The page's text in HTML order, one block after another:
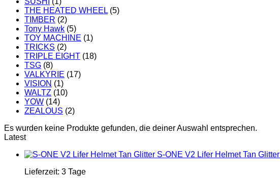
THE HEATED WHEEL (5)
TIMBER (2)
Tony Hawk (5)
TOY MACHINE (1)
TRICKS (2)
TRIPLE EIGHT (18)
TSG (8)
VALKYRIE (17)
VISION (1)
WALTZ (10)
YOW (14)
ZEALOUS (2)
Es wurden keine Produkte gefunden, die deiner Auswahl entsprechen.
Latest
S-ONE V2 Lifer Helmet Tan Glitter
Lieferzeit: 3 Tage